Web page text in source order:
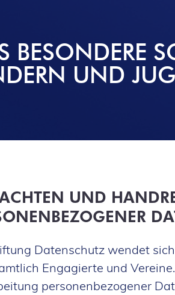
BESONDERE
UND
UND
Datenschutz wendet
Engagierte und
personenbezogener